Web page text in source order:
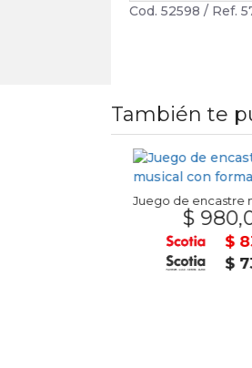
Cod. 52598 / Ref.
También te
$ 980,00
$
$